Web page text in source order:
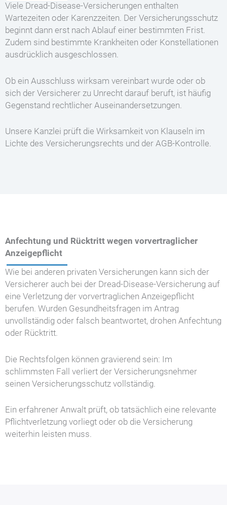
Viele Dread-Disease-Versicherungen enthalten
Wartezeiten oder Karenzzeiten. Der Versicherungsschutz
beginnt dann erst nach Ablauf einer bestimmten Frist.
Zudem sind bestimmte Krankheiten oder Konstellationen
ausdrücklich ausgeschlossen.
Ob ein Ausschluss wirksam vereinbart wurde oder ob
sich der Versicherer zu Unrecht darauf beruft, ist häufig
Gegenstand rechtlicher Auseinandersetzungen.
Unsere Kanzlei prüft die Wirksamkeit von Klauseln im
Lichte des Versicherungsrechts und der AGB-Kontrolle.
Anfechtung und Rücktritt wegen vorvertraglicher
Anzeigepflicht
Wie bei anderen privaten Versicherungen kann sich der
Versicherer auch bei der Dread-Disease-Versicherung auf
eine Verletzung der vorvertraglichen Anzeigepflicht
berufen. Wurden Gesundheitsfragen im Antrag
unvollständig oder falsch beantwortet, drohen Anfechtung
oder Rücktritt.
Die Rechtsfolgen können gravierend sein: Im
schlimmsten Fall verliert der Versicherungsnehmer
seinen Versicherungsschutz vollständig.
Ein erfahrener Anwalt prüft, ob tatsächlich eine relevante
Pflichtverletzung vorliegt oder ob die Versicherung
weiterhin leisten muss.